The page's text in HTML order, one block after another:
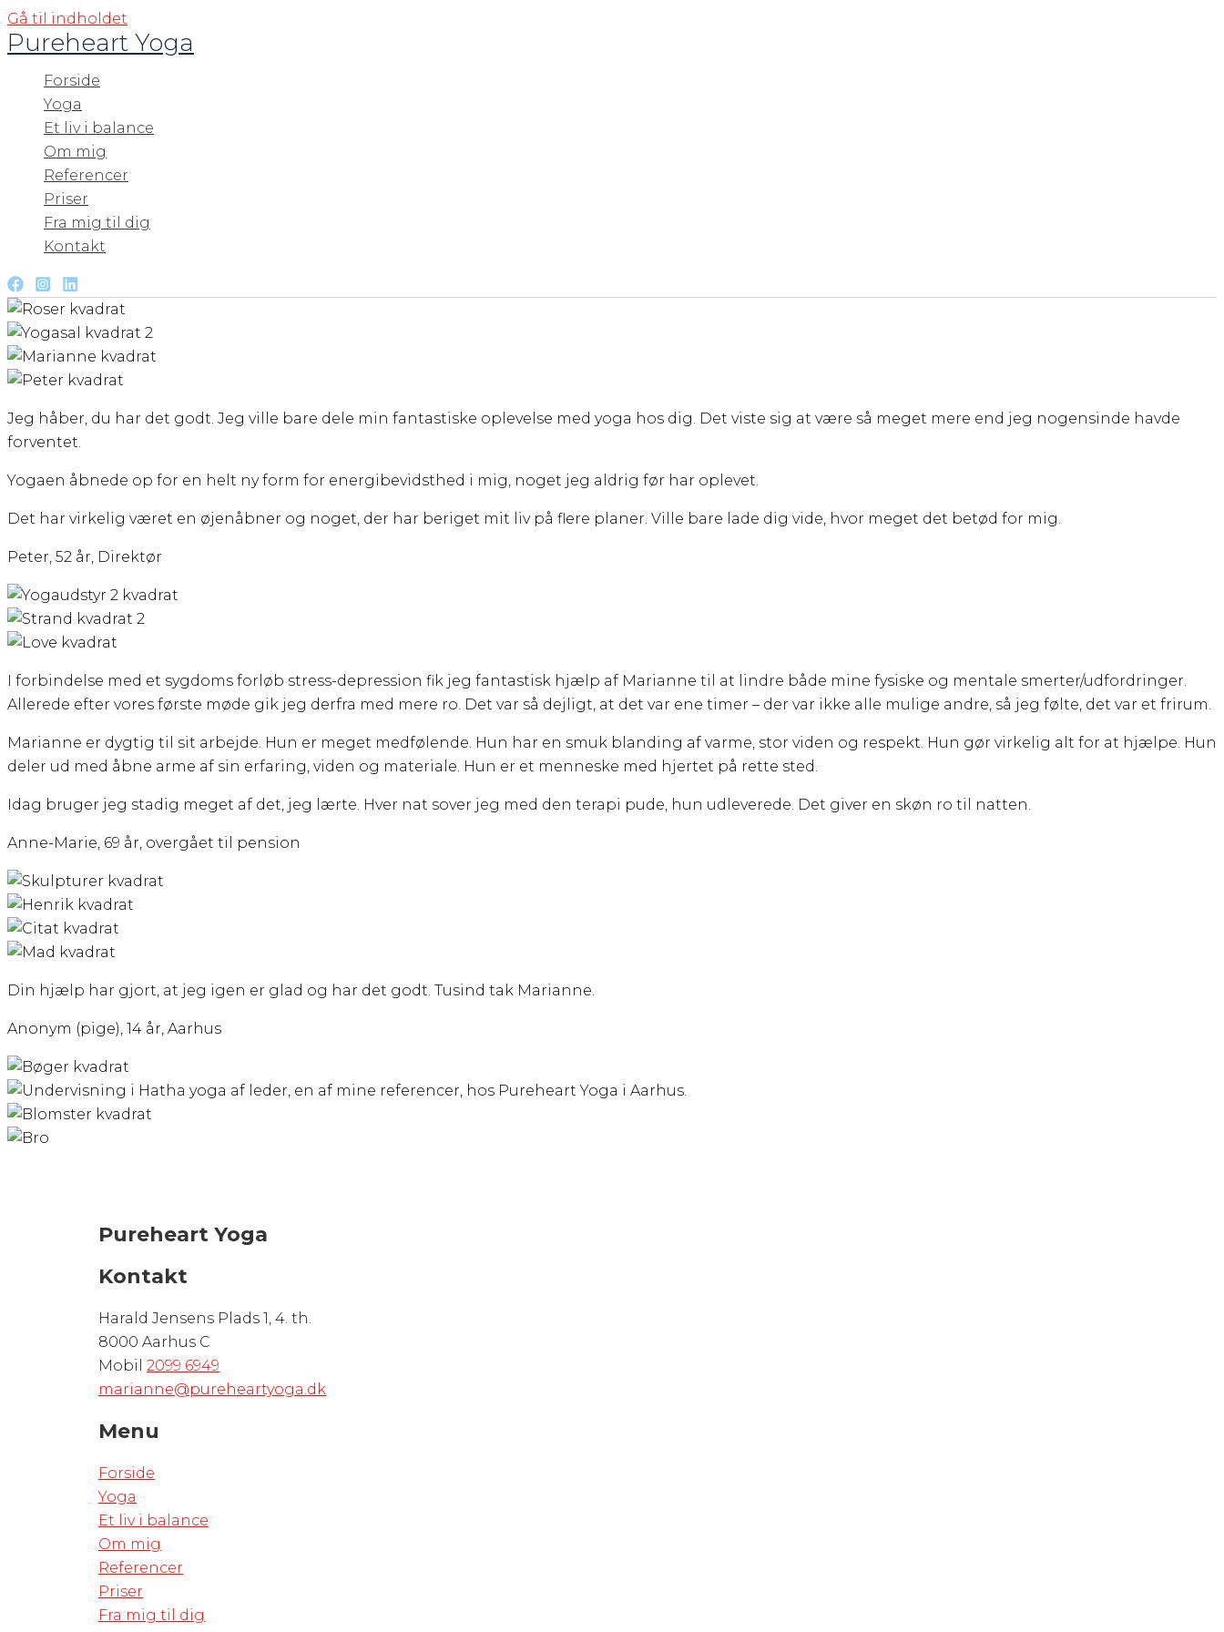
Gå til indholdet
Pureheart Yoga
Forside
Yoga
Et liv i balance
Om mig
Referencer
Priser
Fra mig til dig
Kontakt
Jeg håber, du har det godt. Jeg ville bare dele min fantastiske oplevelse med yoga hos dig. Det viste sig at være så meget mere end jeg nogensinde havde
forventet.
Yogaen åbnede op for en helt ny form for energibevidsthed i mig, noget jeg aldrig før har oplevet.
Det har virkelig været en øjenåbner og noget, der har beriget mit liv på flere planer. Ville bare lade dig vide, hvor meget det betød for mig.
Peter, 52 år, Direktør
I forbindelse med et sygdoms forløb stress-depression fik jeg fantastisk hjælp af Marianne til at lindre både mine fysiske og mentale smerter/udfordringer.
Allerede efter vores første møde gik jeg derfra med mere ro. Det var så dejligt, at det var ene timer – der var ikke alle mulige andre, så jeg følte, det var et frirum.
Marianne er dygtig til sit arbejde. Hun er meget medfølende. Hun har en smuk blanding af varme, stor viden og respekt. Hun gør virkelig alt for at hjælpe. Hun
deler ud med åbne arme af sin erfaring, viden og materiale. Hun er et menneske med hjertet på rette sted.
Idag bruger jeg stadig meget af det, jeg lærte. Hver nat sover jeg med den terapi pude, hun udleverede. Det giver en skøn ro til natten.
Anne-Marie, 69 år, overgået til pension
Din hjælp har gjort, at jeg igen er glad og har det godt. Tusind tak Marianne.
Anonym (pige), 14 år, Aarhus
Pureheart Yoga
Kontakt
Harald Jensens Plads 1, 4. th.
8000 Aarhus C
Mobil 2099 6949
marianne@pureheartyoga.dk
Menu
Forside
Yoga
Et liv i balance
Om mig
Referencer
Priser
Fra mig til dig